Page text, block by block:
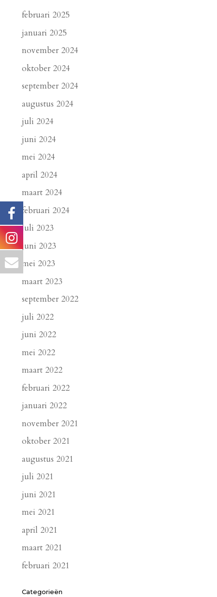
februari 2025
januari 2025
november 2024
oktober 2024
september 2024
augustus 2024
juli 2024
juni 2024
mei 2024
april 2024
maart 2024
februari 2024
juli 2023
juni 2023
mei 2023
maart 2023
september 2022
juli 2022
juni 2022
mei 2022
maart 2022
februari 2022
januari 2022
november 2021
oktober 2021
augustus 2021
juli 2021
juni 2021
mei 2021
april 2021
maart 2021
februari 2021
Categorieën